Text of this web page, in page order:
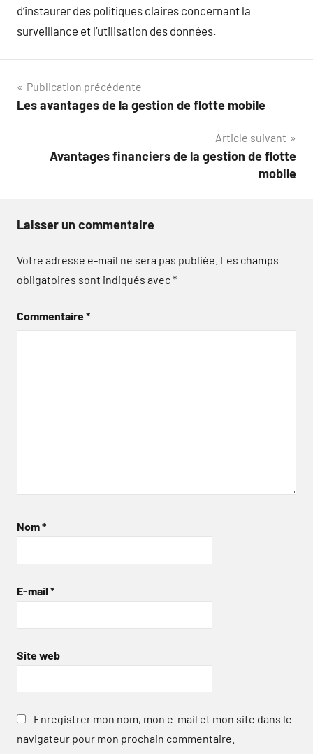
d’instaurer des politiques claires concernant la
surveillance et l’utilisation des données.
Navigation
de
Publication précédente
Les avantages de la gestion de flotte mobile
Article suivant
Avantages financiers de la gestion de flotte
mobile
Laisser un commentaire
Votre adresse e-mail ne sera pas publiée. Les champs
obligatoires sont indiqués avec*
Commentaire*
Nom*
E-mail *
Site web
Enregistrer mon nom, mon e-mail et mon site dans le
navigateur pour mon prochain commentaire.